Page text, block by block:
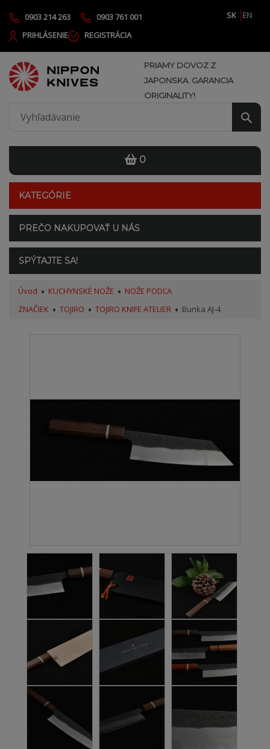
0903 214 263 0903 761 001 SK
EN
PRIHLÁSENIE
REGISTRÁCIA
PRIAMY DOVOZ Z
JAPONSKA. GARANCIA
ORIGINALITY!
0
KATEGÓRIE
PREČO NAKUPOVAŤ U NÁS
SPÝTAJTE SA!
Úvod KUCHYNSKÉ NOŽE
NOŽE PODĽA
ZNAČIEK
TOJIRO TOJIRO KNIFE ATELIER Bunka AJ-4